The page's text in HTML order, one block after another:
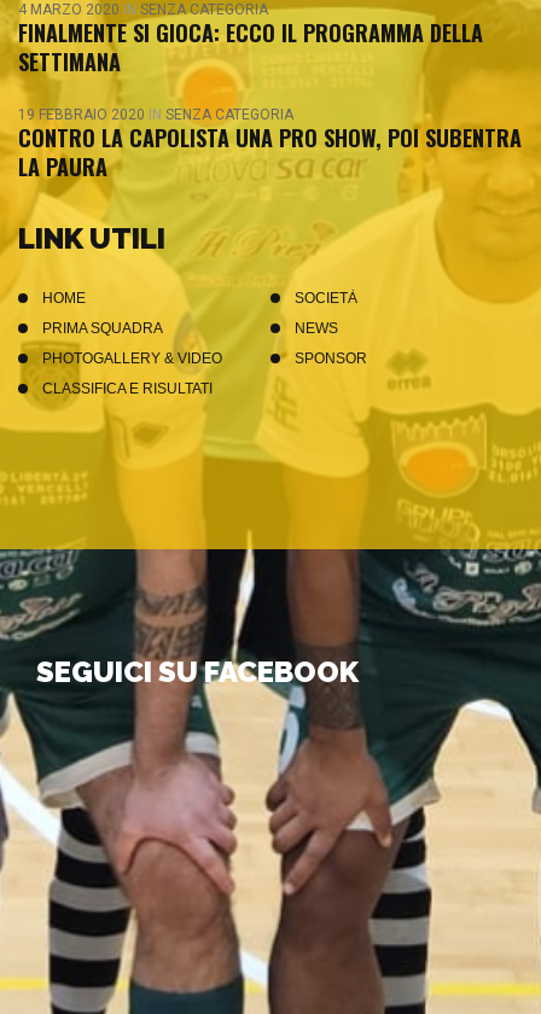
4 MARZO 2020 IN SENZA CATEGORIA
FINALMENTE SI GIOCA: ECCO IL PROGRAMMA DELLA
SETTIMANA
19 FEBBRAIO 2020 IN SENZA CATEGORIA
CONTRO LA CAPOLISTA UNA PRO SHOW, POI SUBENTRA
LA PAURA
LINK UTILI
HOME
SOCIETÀ
PRIMA SQUADRA
NEWS
PHOTOGALLERY & VIDEO
SPONSOR
CLASSIFICA E RISULTATI
SEGUICI SU FACEBOOK